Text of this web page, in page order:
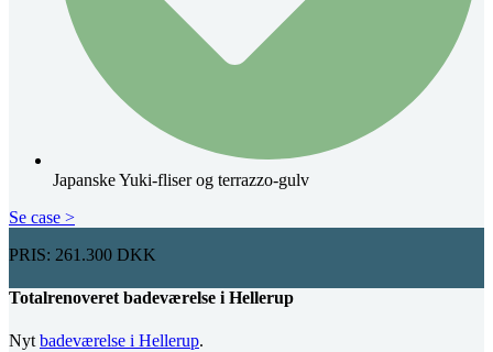
Japanske Yuki-fliser og terrazzo-gulv
Se case >
PRIS: 261.300 DKK
Totalrenoveret badeværelse i Hellerup
Nyt badeværelse i Hellerup.